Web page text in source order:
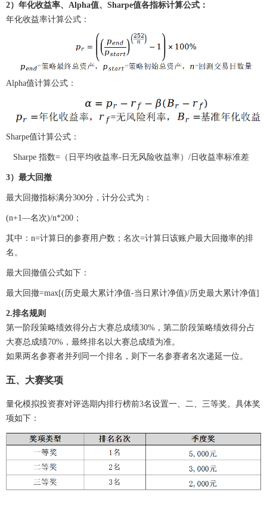
2）年化收益率、Alpha值、Sharpe值各指标计算公式：
年化收益率计算公式：
Alpha值计算公式：
Sharpe值计算公式：
Sharpe 指数=（日平均收益率-日无风险收益率）/日收益率标准差
3）最大回撤
最大回撤指标满分300分，计分公式为：
(n+1—名次)/n*200；
其中：n=计算日的参赛用户数；名次=计算日该账户最大回撤率的排
名。
最大回撤值公式如下：
最大回撤=max[(历史最大累计净值-当日累计净值)/历史最大累计净值]
2.排名规则
第一阶段策略绩效得分占大赛总成绩30%，第二阶段策略绩效得分占
大赛总成绩70%，最终排名以大赛总成绩为准。
如果两名参赛者并列同一个排名，则下一名参赛者名次递延一位。
五、大赛奖项
量化模拟投资赛对评选期内排行榜前3名设置一、二、三等奖。具体奖
项如下：